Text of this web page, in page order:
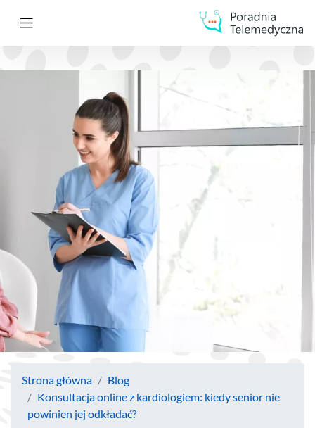
Strona główna
Blog
Konsultacja online z kardiologiem: kiedy senior nie
powinien jej odkładać?